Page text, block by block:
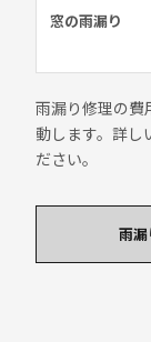
窓の雨漏り
雨漏り修理の費
動します。詳し
ださい。
雨